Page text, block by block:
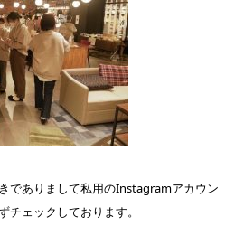
でありまして私用のInstagramアカウン
チェックしております。